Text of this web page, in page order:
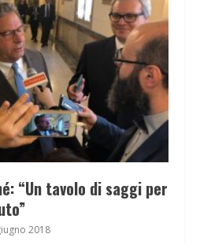
“Un tavolo di saggi per
2018